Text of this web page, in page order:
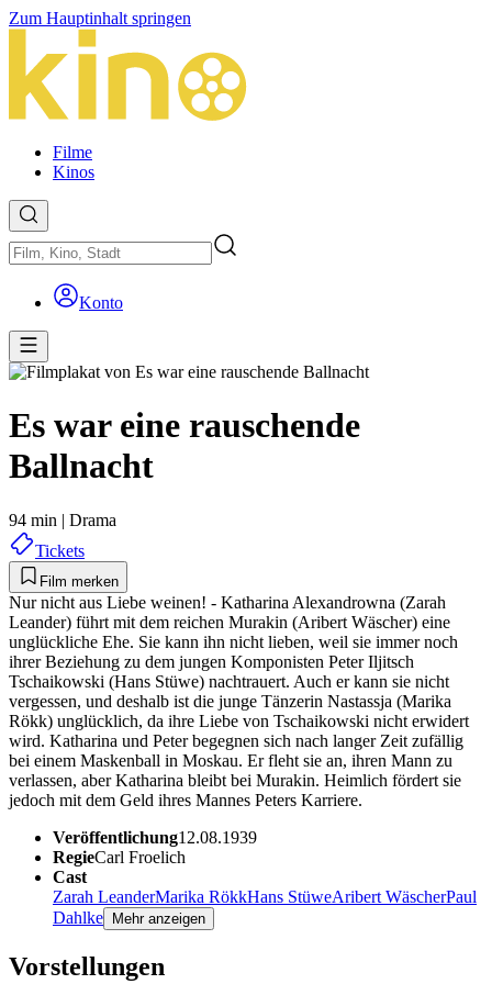
Zum Hauptinhalt springen
Filme
Kinos
Konto
Es war eine rauschende
Ballnacht
94 min | Drama
Tickets
Film merken
Nur nicht aus Liebe weinen! - Katharina Alexandrowna (Zarah
Leander) führt mit dem reichen Murakin (Aribert Wäscher) eine
unglückliche Ehe. Sie kann ihn nicht lieben, weil sie immer noch
ihrer Beziehung zu dem jungen Komponisten Peter Iljitsch
Tschaikowski (Hans Stüwe) nachtrauert. Auch er kann sie nicht
vergessen, und deshalb ist die junge Tänzerin Nastassja (Marika
Rökk) unglücklich, da ihre Liebe von Tschaikowski nicht erwidert
wird. Katharina und Peter begegnen sich nach langer Zeit zufällig
bei einem Maskenball in Moskau. Er fleht sie an, ihren Mann zu
verlassen, aber Katharina bleibt bei Mu­rakin. Heimlich fördert sie
jedoch mit dem Geld ihres Mannes Peters Karriere.
Veröffentlichung12.08.1939
RegieCarl Froelich
Cast
Zarah LeanderMarika RökkHans StüweAribert WäscherPaul
Dahlke Mehr anzeigen
Vorstellungen